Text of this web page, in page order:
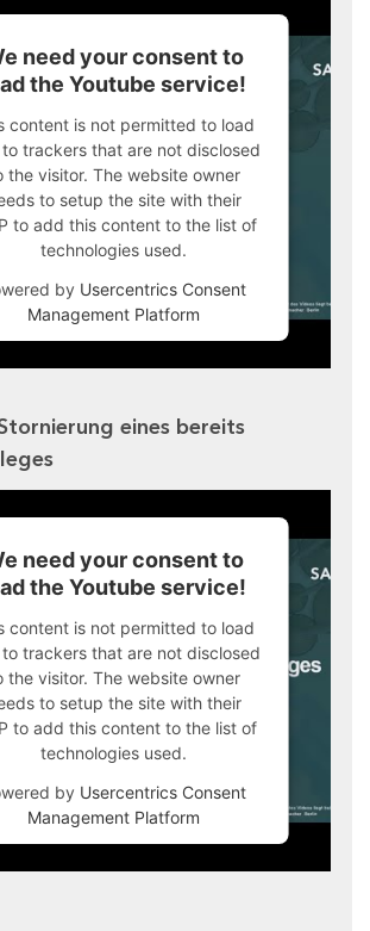
need your consent to
the Youtube service!
content is not permitted to load
trackers that are not disclosed
the visitor. The website owner
to setup the site with their
to add this content to the list of
technologies used.
by Usercentrics Consent
Management Platform
eines bereits
need your consent to
the Youtube service!
content is not permitted to load
trackers that are not disclosed
the visitor. The website owner
to setup the site with their
to add this content to the list of
technologies used.
by Usercentrics Consent
Management Platform